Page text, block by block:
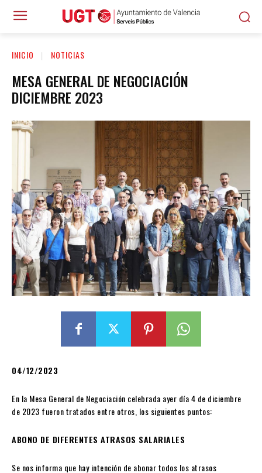
INICIO NOTICIAS
MESA GENERAL DE NEGOCIACIÓN
DICIEMBRE 2023
04/12/2023
En la Mesa General de Negociación celebrada ayer día 4 de diciembre
de 2023 fueron tratados entre otros, los siguientes puntos:
ABONO DE DIFERENTES ATRASOS SALARIALES
Se nos informa que hay intención de abonar todos los atrasos